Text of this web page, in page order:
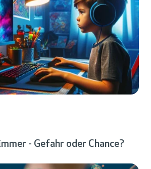
- Gefahr oder Chance?